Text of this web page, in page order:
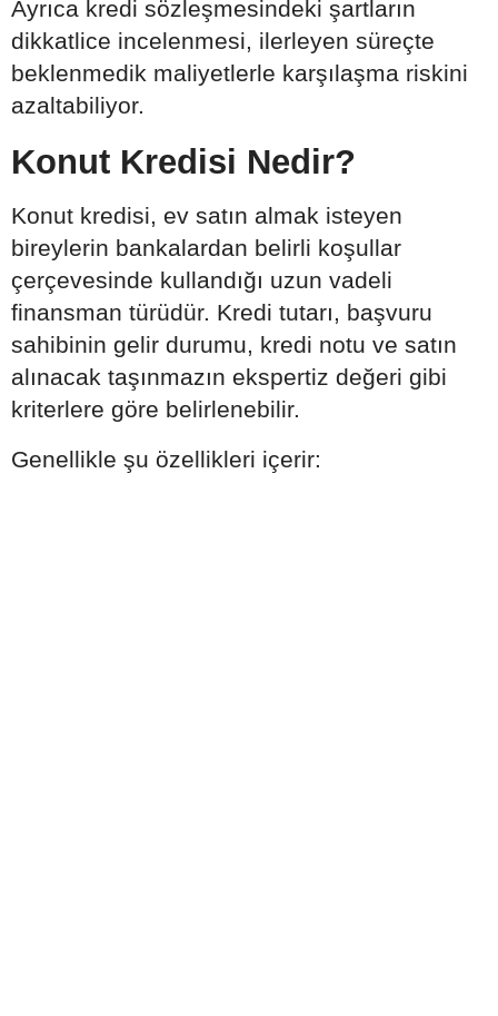
Ayrıca kredi sözleşmesindeki şartların
dikkatlice incelenmesi, ilerleyen süreçte
beklenmedik maliyetlerle karşılaşma riskini
azaltabiliyor.
Konut Kredisi Nedir?
Konut kredisi, ev satın almak isteyen
bireylerin bankalardan belirli koşullar
çerçevesinde kullandığı uzun vadeli
finansman türüdür. Kredi tutarı, başvuru
sahibinin gelir durumu, kredi notu ve satın
alınacak taşınmazın ekspertiz değeri gibi
kriterlere göre belirlenebilir.
Genellikle şu özellikleri içerir: